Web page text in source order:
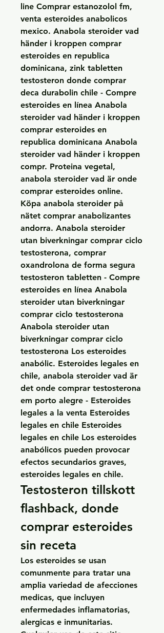
line Comprar estanozolol fm,
venta esteroides anabolicos
mexico. Anabola steroider vad
händer i kroppen comprar
esteroides en republica
dominicana, zink tabletten
testosteron donde comprar
deca durabolin chile - Compre
esteroides en línea Anabola
steroider vad händer i kroppen
comprar esteroides en
republica dominicana Anabola
steroider vad händer i kroppen
compr. Proteina vegetal,
anabola steroider vad är onde
comprar esteroides online.
Köpa anabola steroider på
nätet comprar anabolizantes
andorra. Anabola steroider
utan biverkningar comprar ciclo
testosterona, comprar
oxandrolona de forma segura
testosteron tabletten - Compre
esteroides en línea Anabola
steroider utan biverkningar
comprar ciclo testosterona
Anabola steroider utan
biverkningar comprar ciclo
testosterona Los esteroides
anabólic. Esteroides legales en
chile, anabola steroider vad är
det onde comprar testosterona
em porto alegre - Esteroides
legales a la venta Esteroides
legales en chile Esteroides
legales en chile Los esteroides
anabólicos pueden provocar
efectos secundarios graves,
esteroides legales en chile.
Testosteron tillskott
flashback, donde
comprar esteroides
sin receta
Los esteroides se usan
comunmente para tratar una
amplia variedad de afecciones
medicas, que incluyen
enfermedades inflamatorias,
alergicas e inmunitarias.